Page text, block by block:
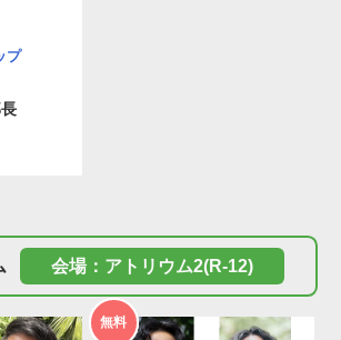
プ
会場：アトリウム2(R-12)
2026年
度
無料